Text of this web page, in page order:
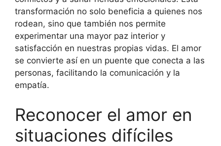
transformación no solo beneficia a quienes nos
rodean, sino que también nos permite
experimentar una mayor paz interior y
satisfacción en nuestras propias vidas. El amor
se convierte así en un puente que conecta a las
personas, facilitando la comunicación y la
empatía.
Reconocer el amor en
situaciones difíciles